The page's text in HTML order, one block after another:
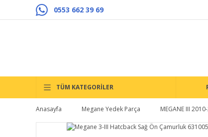
0553 662 39 69
TÜM KATEGORİLER
Anasayfa Megane Yedek Parça MEGANE III